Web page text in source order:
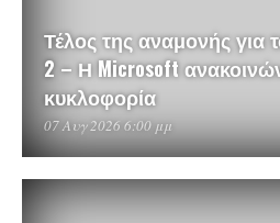
Τέλος της αναμονής για
2 – Η Microsoft
κυκλοφορία
07 Αυγ 2026 6:00 μμ